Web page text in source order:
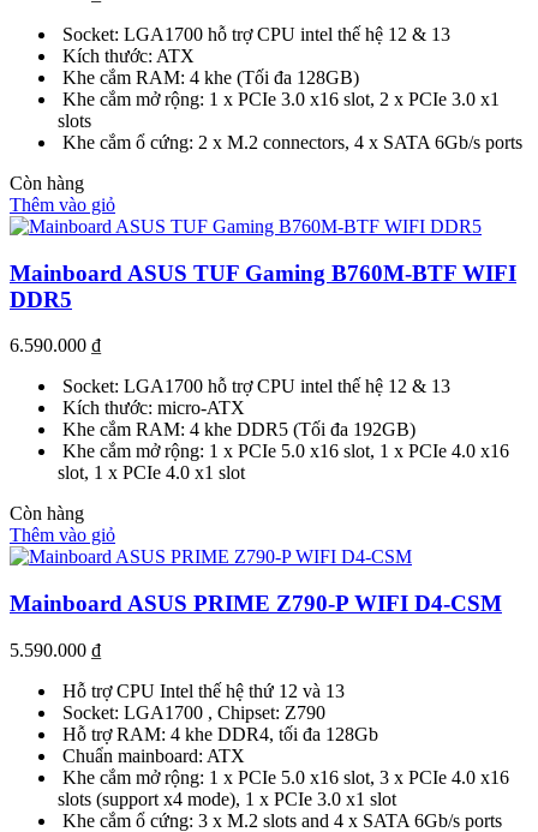
Socket: LGA1700 hỗ trợ CPU intel thế hệ 12 & 13
Kích thước: ATX
Khe cắm RAM: 4 khe (Tối đa 128GB)
Khe cắm mở rộng: 1 x PCIe 3.0 x16 slot, 2 x PCIe 3.0 x1
slots
Khe cắm ổ cứng: 2 x M.2 connectors, 4 x SATA 6Gb/s ports
Còn hàng
Thêm vào giỏ
Mainboard ASUS TUF Gaming B760M-BTF WIFI
DDR5
6.590.000 ₫
Socket: LGA1700 hỗ trợ CPU intel thế hệ 12 & 13
Kích thước: micro-ATX
Khe cắm RAM: 4 khe DDR5 (Tối đa 192GB)
Khe cắm mở rộng: 1 x PCIe 5.0 x16 slot, 1 x PCIe 4.0 x16
slot, 1 x PCIe 4.0 x1 slot
Còn hàng
Thêm vào giỏ
Mainboard ASUS PRIME Z790-P WIFI D4-CSM
5.590.000 ₫
Hỗ trợ CPU Intel thế hệ thứ 12 và 13
Socket: LGA1700 , Chipset: Z790
Hỗ trợ RAM: 4 khe DDR4, tối đa 128Gb
Chuẩn mainboard: ATX
Khe cắm mở rộng: 1 x PCIe 5.0 x16 slot, 3 x PCIe 4.0 x16
slots (support x4 mode), 1 x PCIe 3.0 x1 slot
Khe cắm ổ cứng: 3 x M.2 slots and 4 x SATA 6Gb/s ports